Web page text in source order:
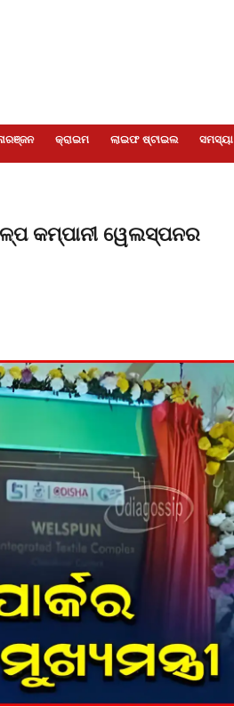
କ୍ରାଇମ ଲାଇଫ ଷ୍ଟାଇଲ ସମସ୍ୟା
କମ୍ପାନୀ ୱେଲସ୍ପନର